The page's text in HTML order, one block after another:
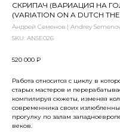
СКРИПАЧ (ВАРИАЦИЯ НА
(VARIATION ON A DUTCH
Андрей Семенов | Andrey
SKU: ANSE026
520 000 ₽
Работа относится с циклу в
старых мастеров и
компилируя сюжеты, изменяя
современника своих
прогулку по залам
веков.